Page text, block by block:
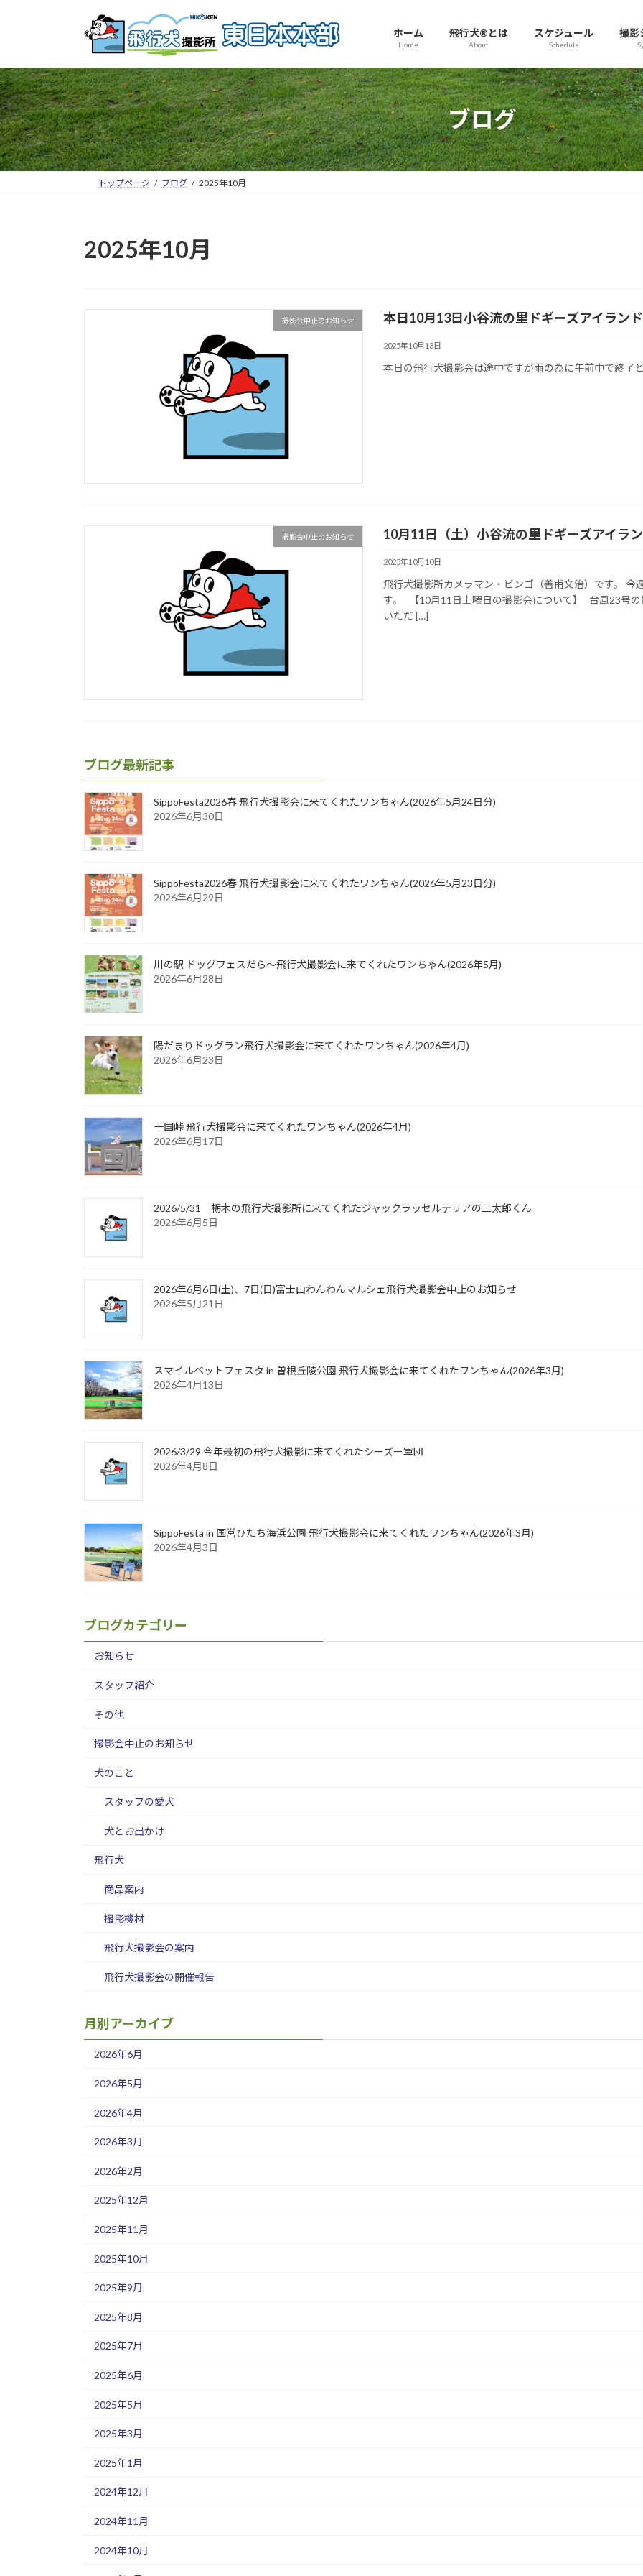
ホーム
Home
飛行犬®とは
About
スケジュール
Schedule
撮影
ブログ
トップページ ブログ 2025年10月
2025年10月
撮影会中止のお知らせ 本日10月13日小谷流の里ドギーズアイラン
2025年10月13日
本日の飛行犬撮影会は途中ですが雨の為に午前中で終了
撮影会中止のお知らせ 10月11日（土）小谷流の里ドギーズアイラ
2025年10月10日
飛行犬撮影所カメラマン・ビンゴ（善甫文治）です。
す。 【10月11日土曜日の撮影会について】 台風23号
いただ […]
ブログ最新記事
SippoFesta2026春 飛行犬撮影会に来てくれたワンちゃん(2026年5月24日分)
2026年6月30日
SippoFesta2026春 飛行犬撮影会に来てくれたワンちゃん(2026年5月23日分)
2026年6月29日
川の駅 ドッグフェスだら～飛行犬撮影会に来てくれたワンちゃん(2026年5月)
2026年6月28日
陽だまりドッグラン飛行犬撮影会に来てくれたワンちゃん(2026年4月)
2026年6月23日
十国峠 飛行犬撮影会に来てくれたワンちゃん(2026年4月)
2026年6月17日
2026/5/31 栃木の飛行犬撮影所に来てくれたジャックラッセルテリアの三太郎くん
2026年6月5日
2026年6月6日(土)、7日(日)富士山わんわんマルシェ飛行犬撮影会中止のお知らせ
2026年5月21日
スマイルペットフェスタ in 曽根丘陵公園 飛行犬撮影会に来てくれたワンちゃん(2026年3月)
2026年4月13日
2026/3/29 今年最初の飛行犬撮影に来てくれたシーズー軍団
2026年4月8日
SippoFesta in 国営ひたち海浜公園 飛行犬撮影会に来てくれたワンちゃん(2026年3月)
2026年4月3日
ブログカテゴリー
お知らせ
スタッフ紹介
その他
撮影会中止のお知らせ
犬のこと
スタッフの愛犬
犬とお出かけ
飛行犬
商品案内
撮影機材
飛行犬撮影会の案内
飛行犬撮影会の開催報告
月別アーカイブ
2026年6月
2026年5月
2026年4月
2026年3月
2026年2月
2025年12月
2025年11月
2025年10月
2025年9月
2025年8月
2025年7月
2025年6月
2025年5月
2025年3月
2025年1月
2024年12月
2024年11月
2024年10月